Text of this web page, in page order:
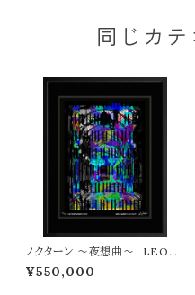
同じカ
ノクターン ～夜想曲～ LEON
TERASHIMA版画作品7作限定
（オンライン限定特典付き作品〉
¥550,000